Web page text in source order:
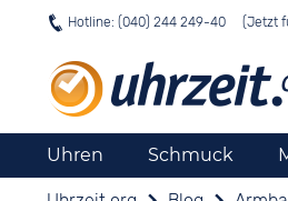
Hotline: (040) 244 249-40
Uhren Schmuck